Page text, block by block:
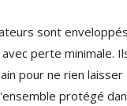
sont
perte minimale.
pour ne rien laisser
protégé